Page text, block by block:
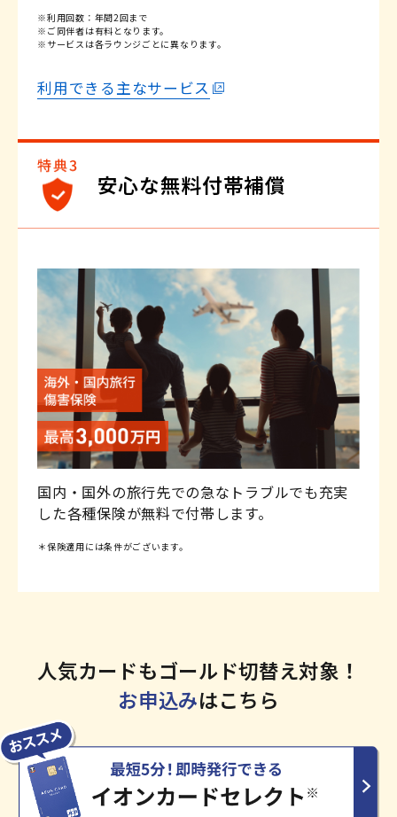
※利用回数：年間2回まで
※ご同伴者は有料となります。
※サービスは各ラウンジごとに異なります。
利用できる主なサービス
安心な無料付帯補償
国内・国外の旅行先での急なトラブルでも充実
した各種保険が無料で付帯します。
＊保険適用には条件がございます。
人気カードもゴールド切替え対象！
お申込みはこちら